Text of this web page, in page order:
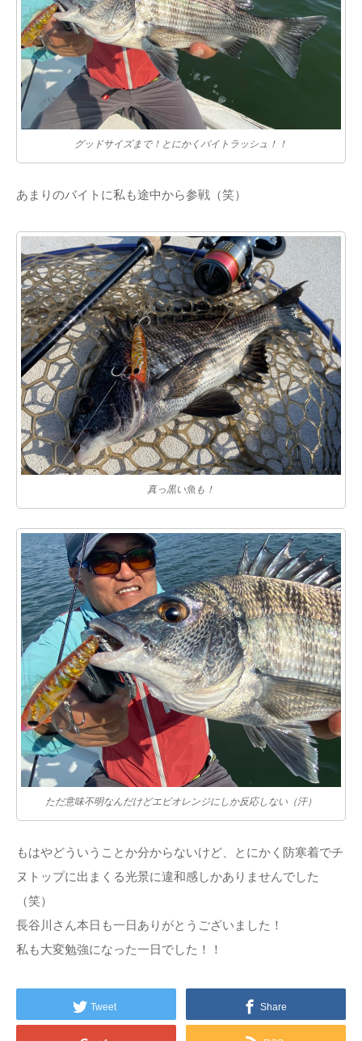
グッドサイズまで！とにかくバイトラッシュ！！
あまりのバイトに私も途中から参戦（笑）
真っ黒い魚も！
ただ意味不明なんだけどエビオレンジにしか反応しない（汗）
もはやどういうことか分からないけど、とにかく防寒着でチ
ヌトップに出まくる光景に違和感しかありませんでした
（笑）
長谷川さん本日も一日ありがとうございました！
私も大変勉強になった一日でした！！
Tweet Share